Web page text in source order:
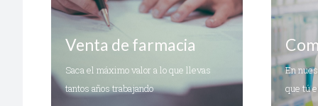
Venta de farmacia
Saca el máximo valor a lo que llevas
tantos años trabajando
En
que tú